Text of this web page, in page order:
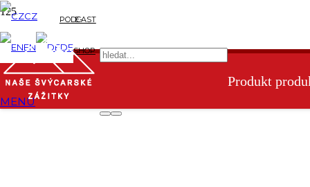
CZ
EN DE
PODCAST
E-
SHOP
MENU
Produkt